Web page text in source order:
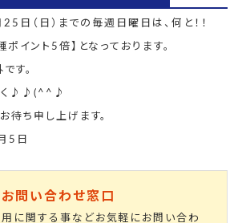
日（日）までの毎週日曜日は、何と！！
ポイント5倍】となっております。
す。
く♪♪(^^♪
待ち申し上げます。
5日
お問い合わせ窓口
用に関する事などお気軽にお問い合わ